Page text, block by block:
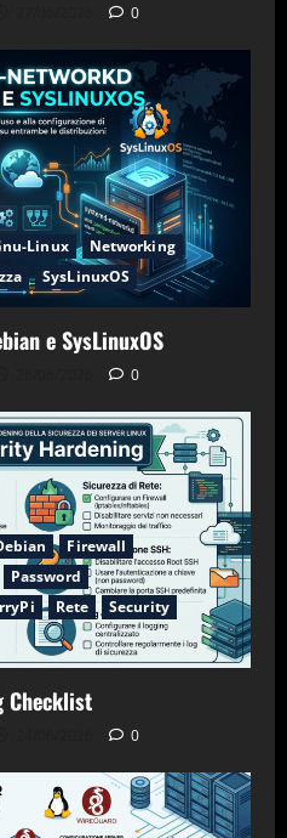
0
Linux
Networking
SysLinuxOS
e SysLinuxOS
0
Firewall
Password
Rete
Security
Checklist
0